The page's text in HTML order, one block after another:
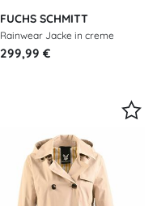
FUCHS SCHMITT
Rainwear Jacke in creme
299,99 €